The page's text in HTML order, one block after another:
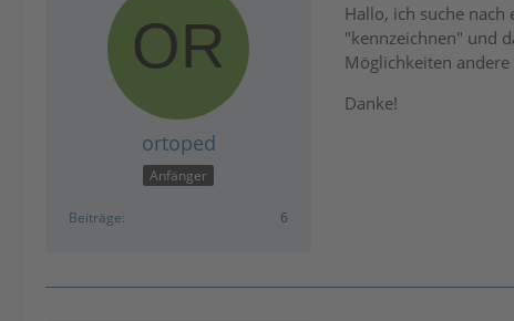
ortoped
Anfänger
Beiträge 6
Hallo, ich suche
"kennzeichnen" und
Möglichkeiten
Danke!